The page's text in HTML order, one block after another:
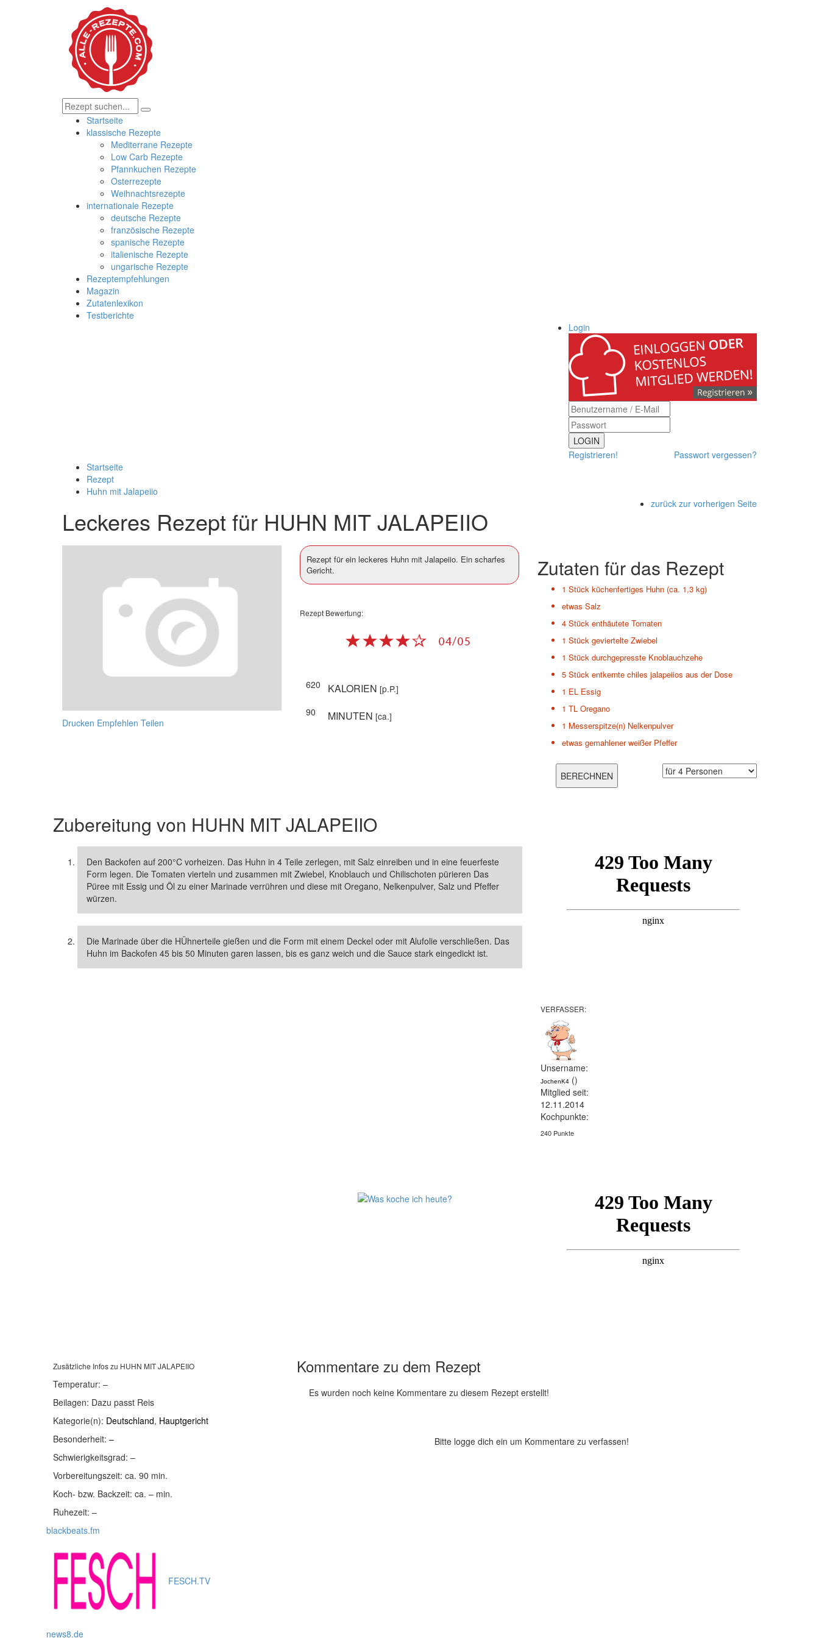
Startseite
klassische Rezepte
Mediterrane Rezepte
Low Carb Rezepte
Pfannkuchen Rezepte
Osterrezepte
Weihnachtsrezepte
internationale Rezepte
deutsche Rezepte
französische Rezepte
spanische Rezepte
italienische Rezepte
ungarische Rezepte
Rezeptempfehlungen
Magazin
Zutatenlexikon
Testberichte
Login
LOGIN
Registrieren!
Passwort vergessen?
Startseite
Rezept
Huhn mit Jalapeiio
zurück zur vorherigen Seite
Leckeres Rezept für HUHN MIT JALAPEIIO
Drucken Empfehlen Teilen
Rezept für ein leckeres Huhn mit Jalapeiio. Ein scharfes
Gericht.
Rezept Bewertung:
620 KALORIEN [p.P.]
90
MINUTEN [ca.]
Zutaten für das Rezept
1 Stück küchenfertiges Huhn (ca. 1,3 kg)
etwas Salz
4 Stück enthäutete Tomaten
1 Stück geviertelte Zwiebel
1 Stück durchgepresste Knoblauchzehe
5 Stück entkernte chiles jalapeiios aus der Dose
1 EL Essig
1 TL Oregano
1 Messerspitze(n) Nelkenpulver
etwas gemahlener weißer Pfeffer
Zubereitung von HUHN MIT JALAPEIIO
Den Backofen auf 200°C vorheizen. Das Huhn in 4 Teile zerlegen, mit Salz einreiben und in eine feuerfeste
Form legen. Die Tomaten vierteln und zusammen mit Zwiebel, Knoblauch und Chilischoten pürieren Das
Püree mit Essig und Öl zu einer Marinade verrühren und diese mit Oregano, Nelkenpulver, Salz und Pfeffer
würzen.
Die Marinade über die HÜhnerteile gießen und die Form mit einem Deckel oder mit Alufolie verschließen. Das
Huhn im Backofen 45 bis 50 Minuten garen lassen, bis es ganz weich und die Sauce stark eingedickt ist.
VERFASSER:
Unsername:
JochenK4 ()
Mitglied seit:
12.11.2014
Kochpunkte:
240 Punkte
Zusätzliche Infos zu HUHN MIT JALAPEIIO
Temperatur: –
Beilagen: Dazu passt Reis
Kategorie(n): Deutschland, Hauptgericht
Besonderheit: –
Schwierigkeitsgrad: –
Vorbereitungszeit: ca. 90 min.
Koch- bzw. Backzeit: ca. – min.
Ruhezeit: –
Kommentare zu dem Rezept
Es wurden noch keine Kommentare zu diesem Rezept erstellt!
Bitte logge dich ein um Kommentare zu verfassen!
blackbeats.fm
FESCH.TV
news8.de